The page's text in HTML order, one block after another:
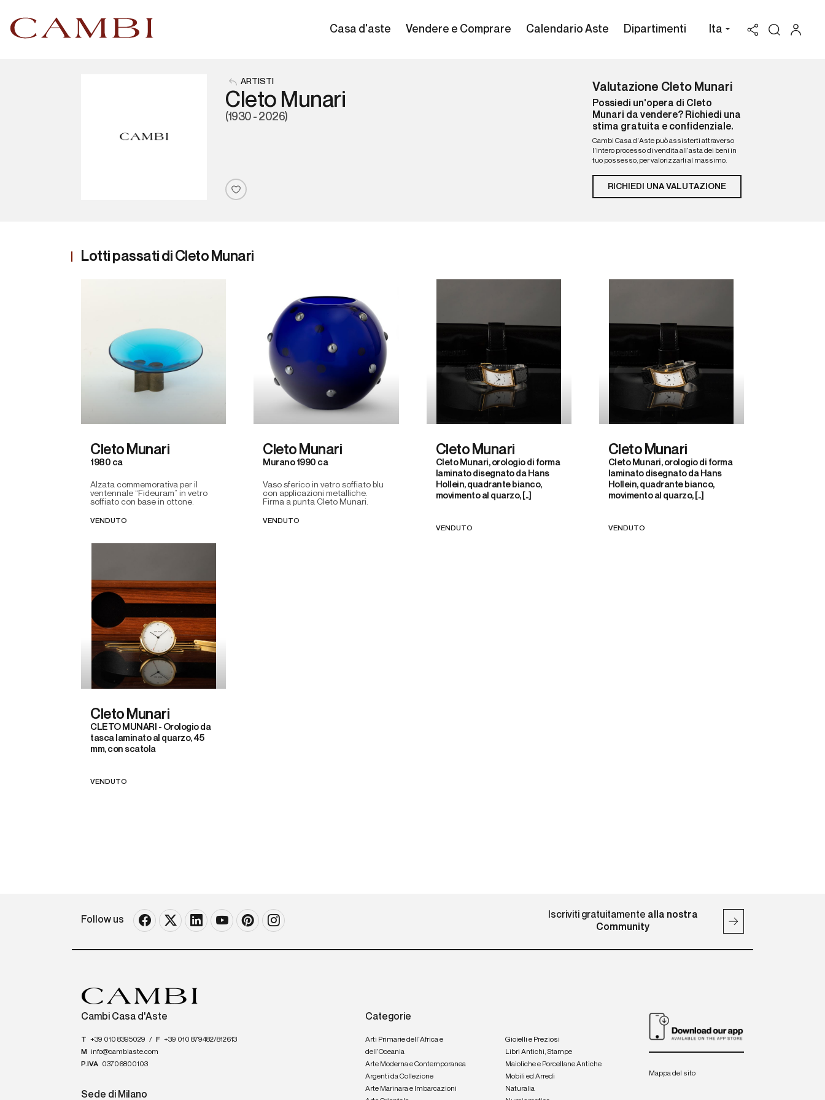
Casa d'aste Vendere e Comprare Calendario Aste Dipartimenti Ita
ARTISTI
Cleto Munari
(1930 - 2026)
Valutazione Cleto Munari
Possiedi un'opera di Cleto
Munari da vendere? Richiedi una
stima gratuita e confidenziale.
Cambi Casa d'Aste può assisterti attraverso
l'intero processo di vendita all'asta dei beni in
tuo possesso, per valorizzarli al massimo.
RICHIEDI UNA VALUTAZIONE
Lotti passati di Cleto Munari
Cleto Munari
1980 ca
Alzata commemorativa per il
ventennale “Fideuram” in vetro
soffiato con base in ottone.
VENDUTO
Cleto Munari
Murano 1990 ca
Vaso sferico in vetro soffiato blu
con applicazioni metalliche.
Firma a punta Cleto Munari.
VENDUTO
Cleto Munari
Cleto Munari, orologio di forma
laminato disegnato da Hans
Hollein, quadrante bianco,
movimento al quarzo, [..]
VENDUTO
Cleto Munari
Cleto Munari, orologio di forma
laminato disegnato da Hans
Hollein, quadrante bianco,
movimento al quarzo, [..]
VENDUTO
Cleto Munari
CLETO MUNARI - Orologio da
tasca laminato al quarzo, 45
mm, con scatola
VENDUTO
Follow us Iscriviti gratuitamente alla nostra
Community
Cambi Casa d'Aste
T +39 010 8395029 / F +39 010 879482/812613
M
info@cambiaste.com
P.IVA 03706800103
Sede di Milano
Categorie
Arti Primarie dell'Africa e
dell'Oceania
Arte Moderna e Contemporanea
Argenti da Collezione
Arte Marinara e Imbarcazioni
Gioielli e Preziosi
Libri Antichi, Stampe
Maioliche e Porcellane Antiche
Mobili ed Arredi
Naturalia
Mappa del sito